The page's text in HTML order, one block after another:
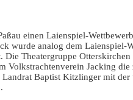
einen Laienspiel-
wurde analog dem Laienspiel-
Die Theatergruppe
Volkstrachtenverein Jacking
Baptist Kitzlinger mit der